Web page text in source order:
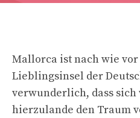
Mallorca ist nach wie
Lieblingsinsel der
verwunderlich, dass
hierzulande den Traum